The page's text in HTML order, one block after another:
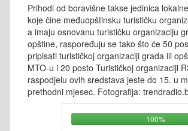
Prihodi od boravišne takse jedinica
koje čine međuopštinsku turističku
a imaju osnovanu turističku organizaciju
opštine, raspoređuju se tako što će 50
pripisati turističkoj organizaciji grada ili
MTO-u i 20 posto Turističkoj organizaciji
raspodjelu ovih sredstava jeste do 15. u
prethodni mjesec. Fotografija:
100%